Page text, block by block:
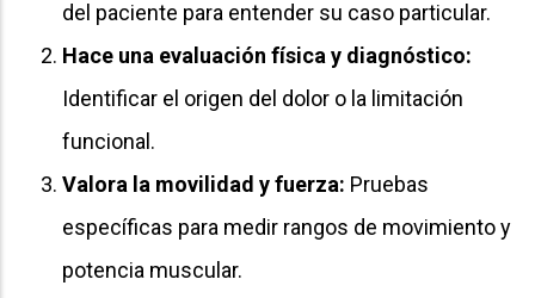
del paciente para entender su caso particular.
Hace una evaluación física y diagnóstico:
Identificar el origen del dolor o la limitación
funcional.
Valora la movilidad y fuerza: Pruebas
específicas para medir rangos de movimiento y
potencia muscular.